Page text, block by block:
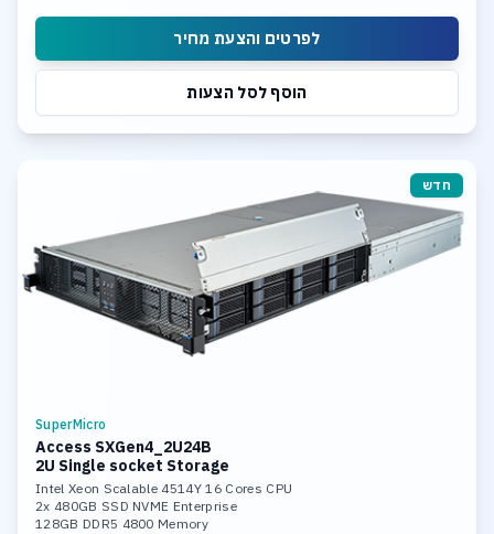
לפרטים והצעת מחיר
הוסף לסל הצעות
חדש
SuperMicro
Access SXGen4_2U24B
2U Single socket Storage
Intel Xeon Scalable 4514Y 16 Cores CPU
2x 480GB SSD NVME Enterprise
128GB DDR5 4800 Memory